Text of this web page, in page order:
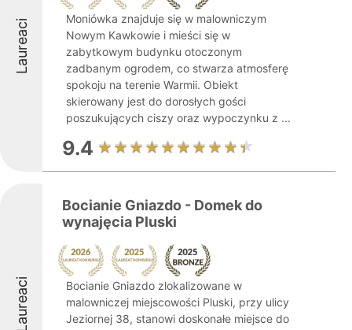
Laureaci
Moniówka znajduje się w malowniczym
Nowym Kawkowie i mieści się w
zabytkowym budynku otoczonym
zadbanym ogrodem, co stwarza atmosferę
spokoju na terenie Warmii. Obiekt
skierowany jest do dorosłych gości
poszukujących ciszy oraz wypoczynku z ...
9.4
Laureaci
Bocianie Gniazdo - Domek do
wynajęcia Pluski
Bocianie Gniazdo zlokalizowane w
malowniczej miejscowości Pluski, przy ulicy
Jeziornej 38, stanowi doskonałe miejsce do